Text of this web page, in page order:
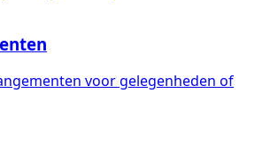
voor gelegenheden of